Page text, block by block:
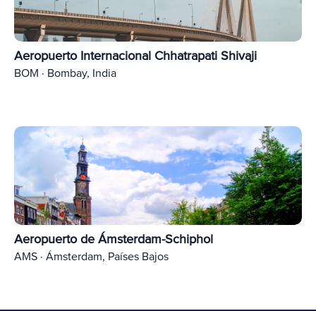
Aeropuerto Internacional Chhatrapati Shivaji
BOM · Bombay, India
Aeropuerto de Ámsterdam-Schiphol
AMS · Ámsterdam, Países Bajos